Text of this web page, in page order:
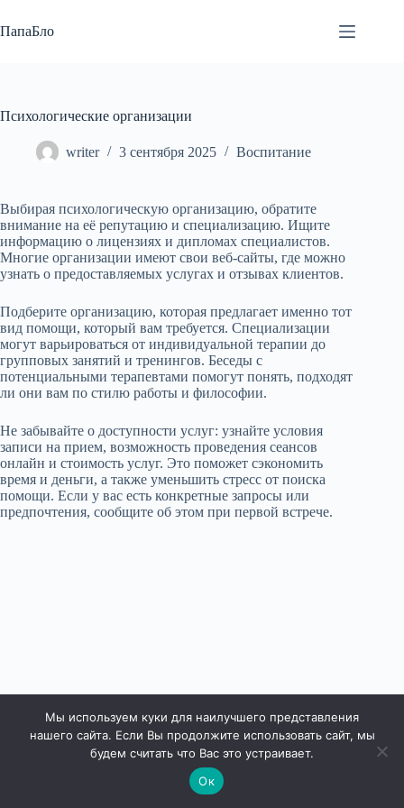
к
сути
ПапаБло
Психологические организации
writer 3 сентября 2025 Воспитание
Выбирая психологическую организацию, обратите
внимание на её репутацию и специализацию. Ищите
информацию о лицензиях и дипломах специалистов.
Многие организации имеют свои веб-сайты, где можно
узнать о предоставляемых услугах и отзывах клиентов.
Подберите организацию, которая предлагает именно тот
вид помощи, который вам требуется. Специализации
могут варьироваться от индивидуальной терапии до
групповых занятий и тренингов. Беседы с
потенциальными терапевтами помогут понять, подходят
ли они вам по стилю работы и философии.
Не забывайте о доступности услуг: узнайте условия
записи на прием, возможность проведения сеансов
онлайн и стоимость услуг. Это поможет сэкономить
время и деньги, а также уменьшить стресс от поиска
помощи. Если у вас есть конкретные запросы или
предпочтения, сообщите об этом при первой встрече.
Мы используем куки для наилучшего представления
нашего сайта. Если Вы продолжите использовать сайт, мы
будем считать что Вас это устраивает.
Ок